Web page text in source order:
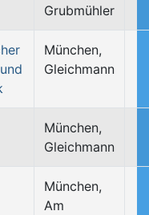
Grubmühler
München,
Gleichmann
München,
Gleichmann
München,
Am